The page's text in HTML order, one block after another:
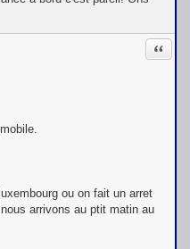
ou on fait un arret
arrivons au ptit matin au